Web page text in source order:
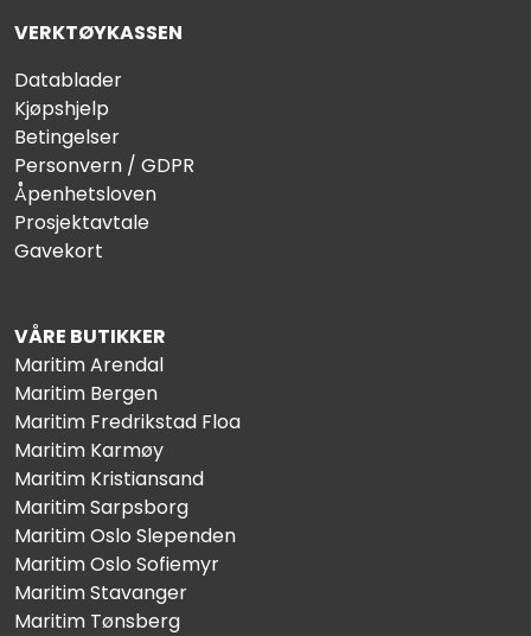
VERKTØYKASSEN
Datablader
Kjøpshjelp
Betingelser
Personvern / GDPR
Åpenhetsloven
Prosjektavtale
Gavekort
VÅRE BUTIKKER
Maritim Arendal
Maritim Bergen
Maritim Fredrikstad Floa
Maritim Karmøy
Maritim Kristiansand
Maritim Sarpsborg
Maritim Oslo Slependen
Maritim Oslo Sofiemyr
Maritim Stavanger
Maritim Tønsberg